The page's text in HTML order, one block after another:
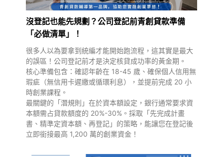
沒登記也能先規劃？公司登記前青創貸款準備
「必做清單」！
很多人以為要拿到統編才能開始跑流程，這其實是最大
的誤區！公司登記前才是決定核貸成功率的黃金期。
核心準備包含：確認年齡在 18-45 歲、確保個人信用無
瑕疵（無信用卡遲繳或循環利息），並提前完成 20 小
時創業課程。
最關鍵的「潛規則」在於資本額設定，銀行通常要求資
本額需占貸款額度的 20%-30%。採取「先完成計畫
書、精準定資本額、再登記」的策略，能讓您在登記後
立即銜接最高 1,200 萬的創業資金！